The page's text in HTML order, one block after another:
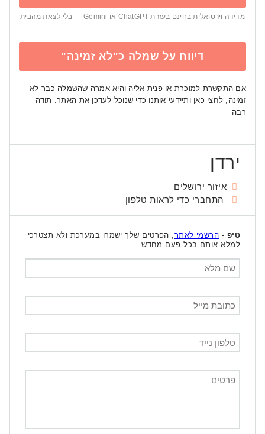
מדידה וירטואלית בחינם בעזרת ChatGPT או Gemini — בלי לצאת מהבית
דיווח על שמלה כ"לא זמינה"
אם התקשרת למוכרת או פנית אליה והיא אמרה שהשמלה כבר לא
זמינה, לחצי כאן ותיידעי אותנו כדי שנוכל לעדכן את האתר. תודה
רבה
ירדן
איזור ירושלים
התחברי כדי לראות טלפון
טיפ - הרשמי לאתר, הפרטים שלך ישמרו במערכת ולא תצטרכי
למלא אותם בכל פעם מחדש.